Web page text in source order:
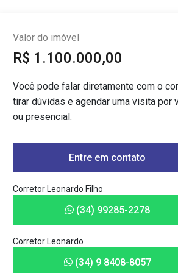
Valor do imóvel
R$ 1.100.000,00
Você pode falar diretamente com o
tirar dúvidas e agendar uma visita por
ou presencial.
Entre em contato
Corretor Leonardo Filho
(34) 99285-2278
Corretor Leonardo
(34) 9 8408-8057